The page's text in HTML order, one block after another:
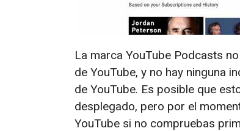
La marca YouTube Podcasts
de YouTube, y no hay ninguna
de YouTube. Es posible que
desplegado, pero por el
YouTube si no compruebas